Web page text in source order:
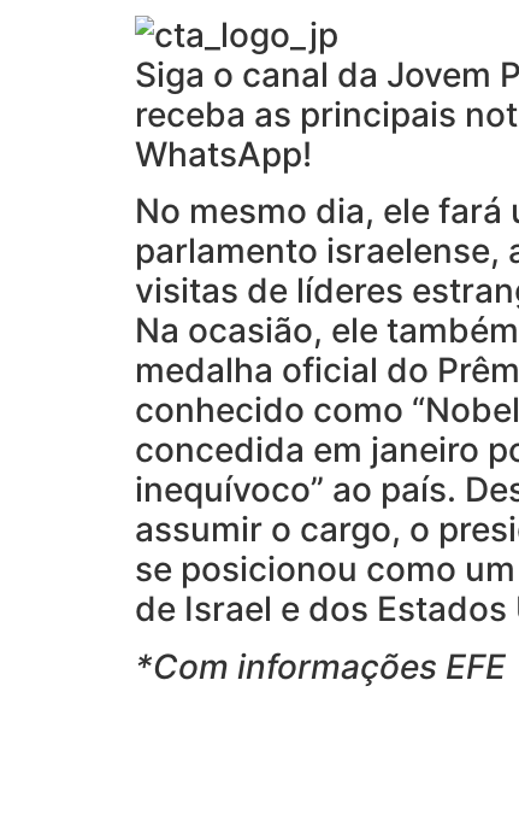
Siga o canal da Jovem
receba as principais
WhatsApp!
No mesmo dia, ele
parlamento israelense,
visitas de líderes
Na ocasião, ele
medalha oficial do
conhecido como
concedida em janeiro
inequívoco” ao país.
assumir o cargo, o
se posicionou como
de Israel e dos Estados
*Com informações EFE